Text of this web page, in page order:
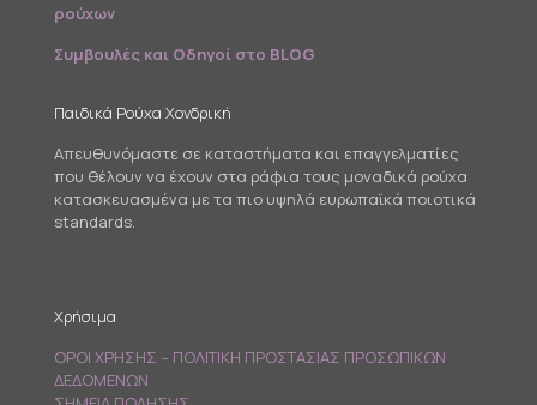
ρούχων
Συμβουλές και Οδηγοί στο BLOG
Παιδικά Ρούχα Χονδρική
Απευθυνόμαστε σε καταστήματα και επαγγελματίες
που θέλουν να έχουν στα ράφια τους μοναδικά ρούχα
κατασκευασμένα με τα πιο υψηλά ευρωπαϊκά ποιοτικά
standards.
Χρήσιμα
ΟΡΟΙ ΧΡΗΣΗΣ – ΠΟΛΙΤΙΚΗ ΠΡΟΣΤΑΣΙΑΣ ΠΡΟΣΩΠΙΚΩΝ
ΔΕΔΟΜΕΝΩΝ